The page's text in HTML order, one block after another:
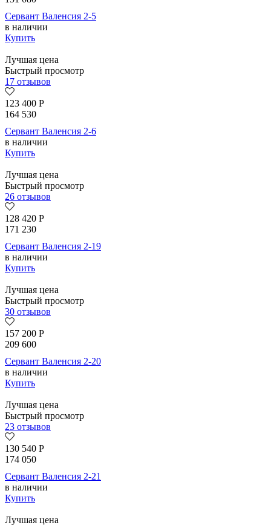
Сервант Валенсия 2-5
в наличии
Купить
Лучшая цена
Быстрый просмотр
17 отзывов
123 400 Р
164 530
Сервант Валенсия 2-6
в наличии
Купить
Лучшая цена
Быстрый просмотр
26 отзывов
128 420 Р
171 230
Сервант Валенсия 2-19
в наличии
Купить
Лучшая цена
Быстрый просмотр
30 отзывов
157 200 Р
209 600
Сервант Валенсия 2-20
в наличии
Купить
Лучшая цена
Быстрый просмотр
23 отзывов
130 540 Р
174 050
Сервант Валенсия 2-21
в наличии
Купить
Лучшая цена